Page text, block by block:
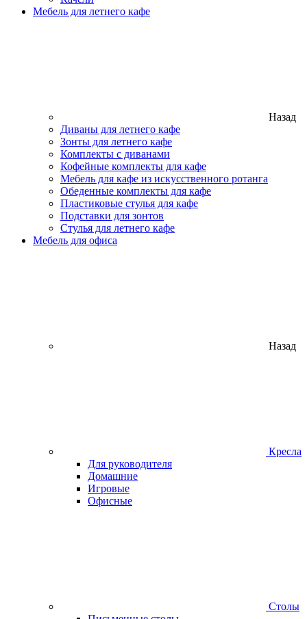
Мебель для летнего кафе
Назад
Диваны для летнего кафе
Зонты для летнего кафе
Комплекты с диванами
Кофейные комплекты для кафе
Мебель для кафе из искусственного ротанга
Обеденные комплекты для кафе
Пластиковые стулья для кафе
Подставки для зонтов
Стулья для летнего кафе
Мебель для офиса
Назад
Кресла
Для руководителя
Домашние
Игровые
Офисные
Столы